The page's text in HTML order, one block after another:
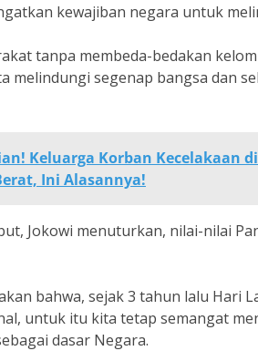
kewajiban negara untuk
tanpa membeda-bedakan
melindungi segenap bangsa dan
Keluarga Korban Kecelakaan
Ini Alasannya!
Jokowi menuturkan, nilai-nilai
bahwa, sejak 3 tahun lalu Hari
untuk itu kita tetap semangat
dasar Negara.